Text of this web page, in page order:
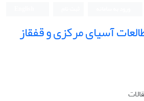
آسیای مرکزی و قفقاز